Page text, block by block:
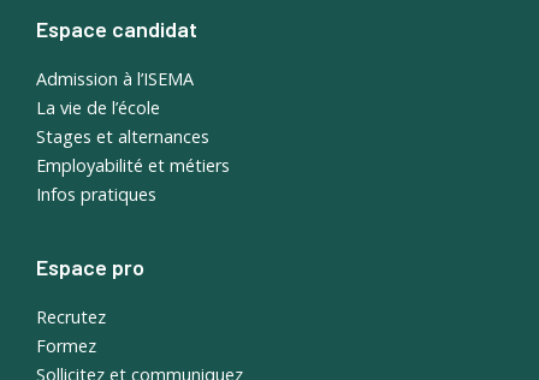
Espace candidat
Admission à l’ISEMA
La vie de l’école
Stages et alternances
Employabilité et métiers
Infos pratiques
Espace pro
Recrutez
Formez
Sollicitez et communiquez